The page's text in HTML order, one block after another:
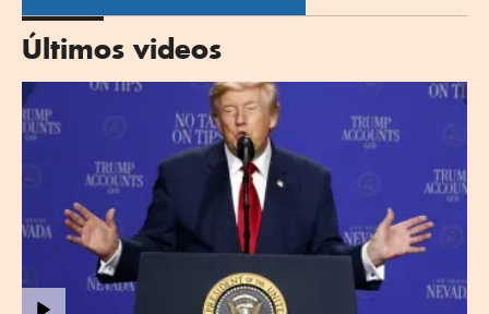
Últimos videos